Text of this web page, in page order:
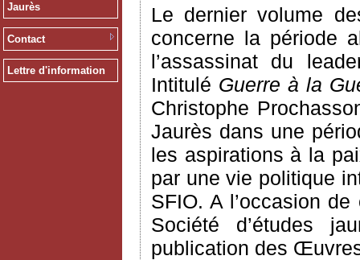
Jaurès
Contact
Lettre d'information
Le dernier volume
concerne la période
l’assassinat du
Intitulé Guerre à la
Christophe
Jaurès dans une
les aspirations à la
par une vie politique
SFIO. A l’occasion
Société d’études
publication des